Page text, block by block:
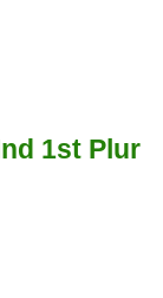
1st Plur